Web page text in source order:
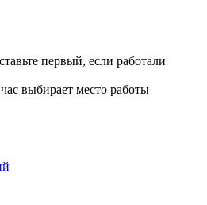
первый, если работали
выбирает место работы